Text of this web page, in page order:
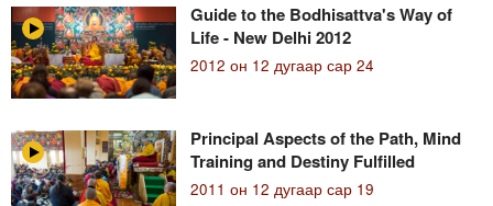
Guide to the Bodhisattva's Way of
Life - New Delhi 2012
2012 он 12 дугаар сар 24
Principal Aspects of the Path, Mind
Training and Destiny Fulfilled
2011 он 12 дугаар сар 19